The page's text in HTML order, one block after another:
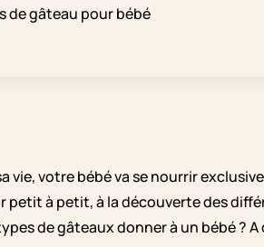
de gâteau pour bébé
vie, votre bébé va se nourrir
petit à petit, à la découverte des
de gâteaux donner à un bébé ?